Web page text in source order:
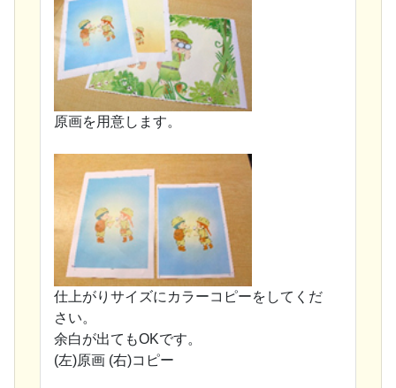
原画を用意します。
仕上がりサイズにカラーコピーをしてくだ
さい。
余白が出てもOKです。
(左)原画 (右)コピー